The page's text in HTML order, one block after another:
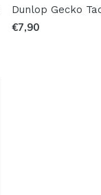
Dunlop Gecko
€7,90